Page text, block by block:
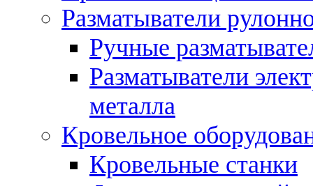
Разматыватели
Ручные
Разматыватели
металла
Кровельное
Кровельные станки